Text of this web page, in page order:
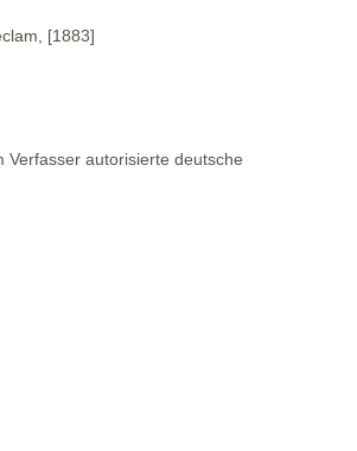
[1883]
Verfasser autorisierte deutsche